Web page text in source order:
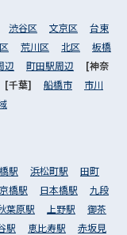
渋谷区 文京区
台東
荒川区 北区
板橋
辺 町田駅周辺
[神奈
[千葉] 船橋市
市川
駅 浜松町駅
田町
京橋駅 日本橋駅
九段
葉原駅 上野駅
御茶
駅 恵比寿駅
赤坂見